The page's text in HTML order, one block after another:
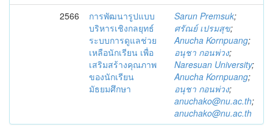
2566
การพัฒนารูปแบบ
บริหารเชิงกลยุทธ์
ระบบการดูแลช่วย
เหลือนักเรียน เพื่อ
เสริมสร้างคุณภาพ
ของนักเรียน
มัธยมศึกษา
Sarun Premsuk;
ศรัณย์ เปรมสุข;
Anucha Kornpuang;
อนุชา กอนพ่วง;
Naresuan University;
Anucha Kornpuang;
อนุชา กอนพ่วง;
anuchako@nu.ac.th;
anuchako@nu.ac.th